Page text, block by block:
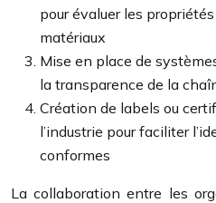
pour évaluer les
matériaux
Mise en place de
la transparence de la
Création de labels ou
l’industrie pour faciliter
conformes
La collaboration entre les